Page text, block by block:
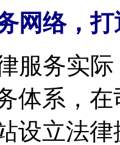
网络，
服务实际
体系，
设立法